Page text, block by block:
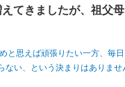
てきましたが、祖父
と思えば頑張りたい一方、毎日
い、という決まりはありませ